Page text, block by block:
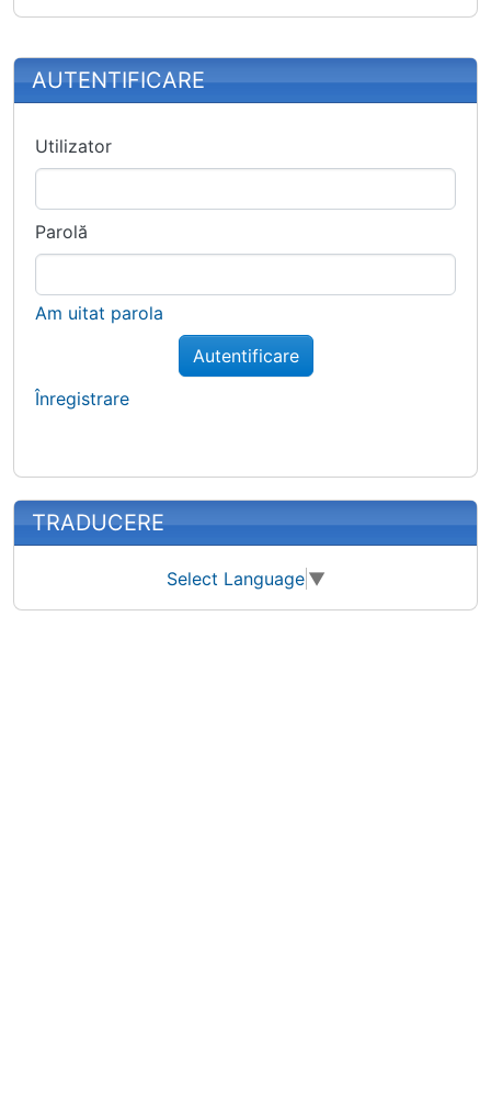
More content and functionality
AUTENTIFICARE
Utilizator
Parolă
Am uitat parola
Autentificare
Înregistrare
TRADUCERE
Select Language ▼